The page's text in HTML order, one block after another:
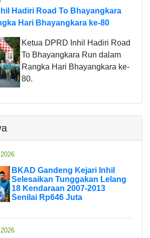
Hadiri Road To Bhayangkara
Hari Bhayangkara ke-80
Ketua DPRD Inhil Hadiri Road
To Bhayangkara Run dalam
Rangka Hari Bhayangkara ke-
80.
BKAD Gandeng Kejari Inhil
Selesaikan Tunggakan Lelang
18 Kendaraan 2007-2013
Senilai Rp646 Juta